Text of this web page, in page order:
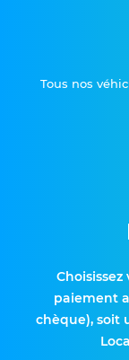
Tous nos
paiement
chèque), soit